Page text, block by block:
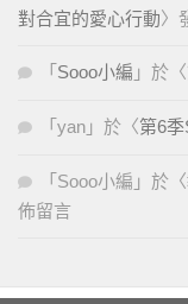
對合宜的愛心行動〉
「 Sooo小編 」於〈
「 yan 」於〈第6
「 Sooo小編 」於〈
佈留言